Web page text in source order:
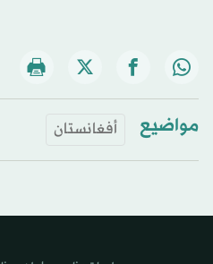
مواضيع أفغانستان